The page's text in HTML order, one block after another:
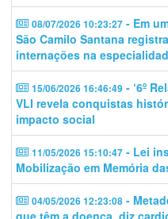
08/07/2026 10:23:27 - Em
São Camilo Santana
internações na
15/06/2026 16:46:49 - ‘6º
VLI revela conquistas
impacto social
11/05/2026 15:10:47 - Lei
Mobilização em Memória
04/05/2026 12:23:08 -